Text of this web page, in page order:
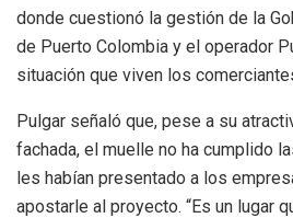
donde cuestionó la gestión de la
de Puerto Colombia y el operador
situación que viven los
Pulgar señaló que, pese a su
fachada, el muelle no ha cumplido
les habían presentado a los
apostarle al proyecto. “Es un lugar